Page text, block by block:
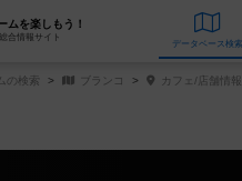
ムを楽しもう！
合情報サイト
デー
の検索 ブランコ カフェ/店舗情報